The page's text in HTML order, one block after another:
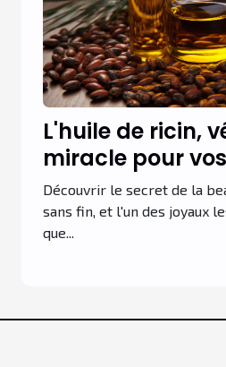
L'huile de ricin,
miracle pour
sourcils
Découvrir le secret de la
sans fin, et l'un des joyaux
que...